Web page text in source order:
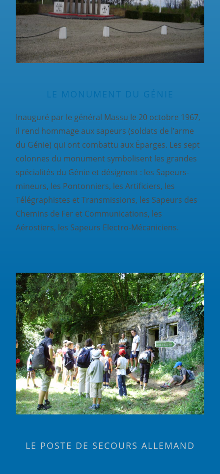
LE MONUMENT DU GÉNIE
Inauguré par le général Massu le 20 octobre 1967,
il rend hommage aux sapeurs (soldats de l’arme
du Génie) qui ont combattu aux Éparges. Les sept
colonnes du monument symbolisent les grandes
spécialités du Génie et désignent : les Sapeurs-
mineurs, les Pontonniers, les Artificiers, les
Télégraphistes et Transmissions, les Sapeurs des
Chemins de Fer et Communications, les
Aérostiers, les Sapeurs Electro-Mécaniciens.
LE POSTE DE SECOURS ALLEMAND